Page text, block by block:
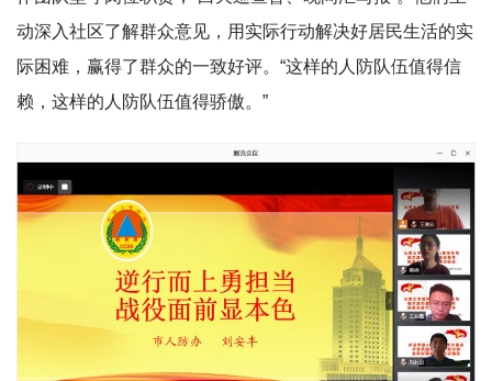
动深入社区了解群众意见，用实际行动解决好居民生活的实
际困难，赢得了群众的一致好评。“这样的人防队伍值得信
赖，这样的人防队伍值得骄傲。”